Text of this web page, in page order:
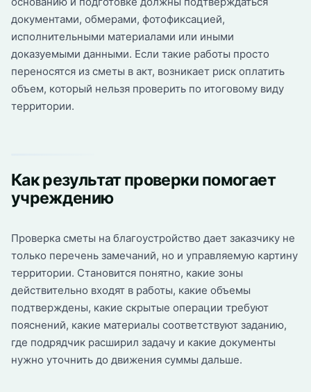
документами, обмерами, фотофиксацией,
исполнительными материалами или иными
доказуемыми данными. Если такие работы просто
переносятся из сметы в акт, возникает риск оплатить
объем, который нельзя проверить по итоговому виду
территории.
Как результат проверки помогает
учреждению
Проверка сметы на благоустройство дает заказчику не
только перечень замечаний, но и управляемую картину
территории. Становится понятно, какие зоны
действительно входят в работы, какие объемы
подтверждены, какие скрытые операции требуют
пояснений, какие материалы соответствуют заданию,
где подрядчик расширил задачу и какие документы
нужно уточнить до движения суммы дальше.